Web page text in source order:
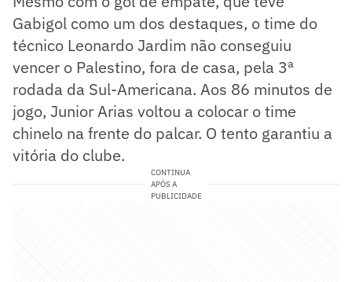
Gabigol como um dos destaques, o time do
técnico Leonardo Jardim não conseguiu
vencer o Palestino, fora de casa, pela 3ª
rodada da Sul-Americana. Aos 86 minutos de
jogo, Junior Arias voltou a colocar o time
chinelo na frente do palcar. O tento garantiu a
vitória do clube.
CONTINUA
APÓS A
PUBLICIDADE